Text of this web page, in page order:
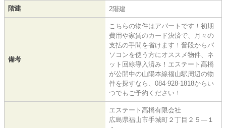
階建 2階建
備考
こちらの物件はアパートです！初期
費用や家賃のカード決済で、月々の
支払の手間を省けます！普段からパ
ソコンを使う方にオススメ物件、ネ
ット回線導入済み！エステート高橋
が公開中の山陽本線福山駅周辺の物
件を探すなら、084-928-1818からい
つでもご予約ください！
エステート高橋有限会社
広島県福山市手城町２丁目２５―１